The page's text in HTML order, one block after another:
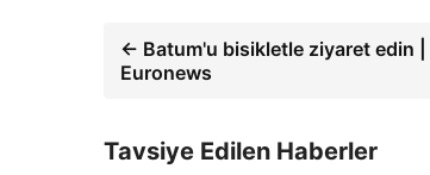
← Batum'u bisikletle ziyaret edin |
Euronews
Tavsiye Edilen Haberler